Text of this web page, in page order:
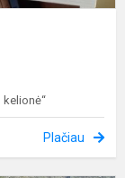
Plačiau